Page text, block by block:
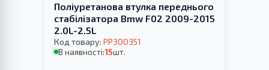
Поліуретанова втулка переднього
стабілізатора Bmw F02 2009-2015
2.0L-2.5L
Код товару: PP300351
В наявності:15шт.